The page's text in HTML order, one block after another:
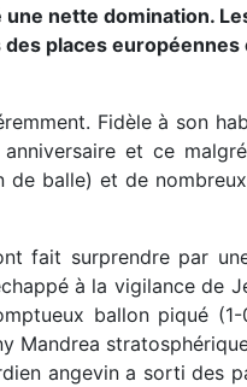
nette domination.
places
Fidèle à son
et ce
de balle) et de
fait surprendre par
à la vigilance de
ballon piqué
Mandrea
angevin a sorti des